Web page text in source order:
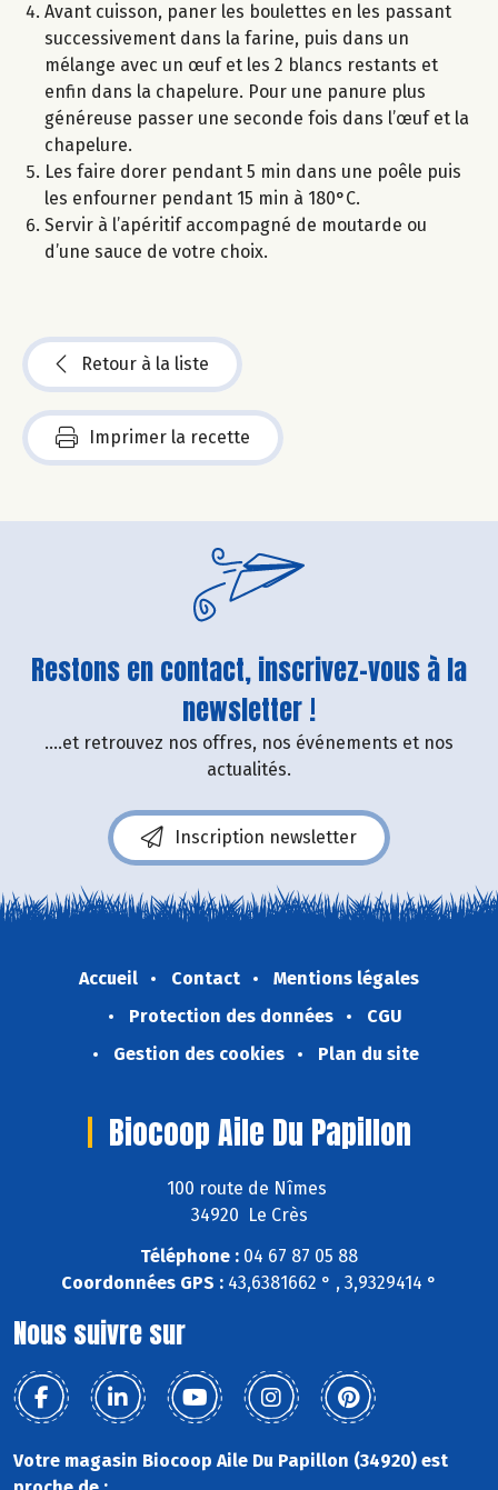
Avant cuisson, paner les boulettes en les passant
successivement dans la farine, puis dans un
mélange avec un œuf et les 2 blancs restants et
enfin dans la chapelure. Pour une panure plus
généreuse passer une seconde fois dans l’œuf et la
chapelure.
Les faire dorer pendant 5 min dans une poêle puis
les enfourner pendant 15 min à 180°C.
Servir à l’apéritif accompagné de moutarde ou
d’une sauce de votre choix.
Retour à la liste
Imprimer la recette
Restons en contact, inscrivez-vous à la
newsletter !
....et retrouvez nos offres, nos événements et nos
actualités.
Inscription newsletter
Accueil Contact
Mentions légales
Protection des données
CGU
Gestion des cookies
Plan du site
Biocoop Aile Du Papillon
100 route de Nîmes
34920 Le Crès
Téléphone : 04 67 87 05 88
Coordonnées GPS : 43,6381662 ° , 3,9329414 °
Nous suivre sur
Votre magasin Biocoop Aile Du Papillon (34920) est